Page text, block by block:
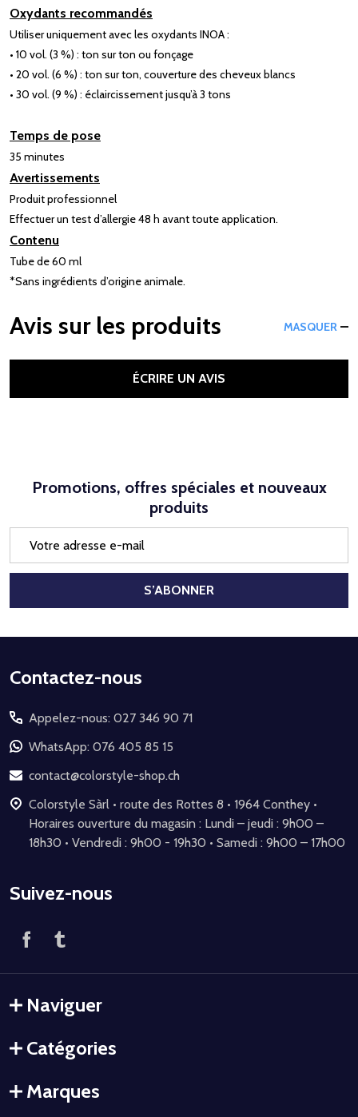
Oxydants recommandés
Utiliser uniquement avec les oxydants INOA :
• 10 vol. (3 %) : ton sur ton ou fonçage
• 20 vol. (6 %) : ton sur ton, couverture des cheveux blancs
• 30 vol. (9 %) : éclaircissement jusqu’à 3 tons
Temps de pose
35 minutes
Avertissements
Produit professionnel
Effectuer un test d’allergie 48 h avant toute application.
Contenu
Tube de 60 ml
*Sans ingrédients d’origine animale.
Avis sur les produits MASQUER
ÉCRIRE UN AVIS
Promotions, offres spéciales et nouveaux
produits
mail
S’ABONNER
Début
pied
de
page
Contactez-nous
Appelez-nous: 027 346 90 71
WhatsApp: 076 405 85 15
contact@colorstyle-shop.ch
Colorstyle Sàrl • route des Rottes 8 • 1964 Conthey •
Horaires ouverture du magasin : Lundi – jeudi : 9h00 –
18h30 • Vendredi : 9h00 - 19h30 • Samedi : 9h00 – 17h00
Suivez-nous
Naviguer
Catégories
Marques